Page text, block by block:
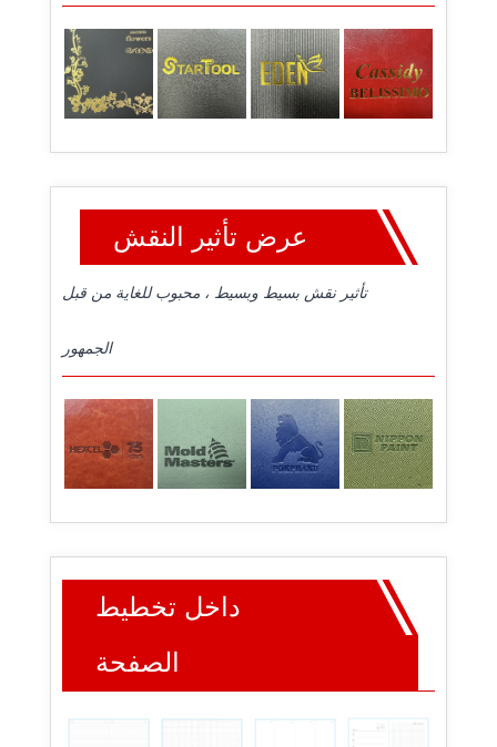
عرض تأثير النقش
تأثير نقش بسيط وبسيط ، محبوب للغاية من قبل
الجمهور
داخل تخطيط
الصفحة